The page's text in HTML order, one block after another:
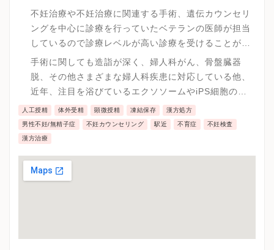
不妊治療や不妊治療に関連する手術、遺伝カウンセリ
ングを中心に診療を行っていたベテランの医師が担当
しているので診療レベルが高い診療を受けることが可
能です。
手術に関しても造詣が深く、婦人科がん、骨盤臓器
脱、その他さまざまな婦人科疾患に対応している他、
近年、注目を浴びているエクソソームやiPS細胞の研
究 に関して造詣を深めています。
人工授精 体外受精 顕微授精 凍結保存 漢方処方
男性不妊/無精子症 不妊カウンセリング 駅近 不育症 不妊検査
漢方治療